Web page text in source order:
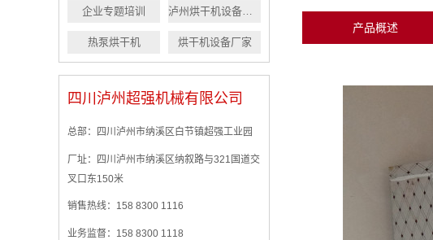
企业专题培训 泸州烘干机设备厂家
热泵烘干机 烘干机设备厂家
四川泸州超强机械有限公司
总部：四川泸州市纳溪区白节镇超强工业园
厂址：四川泸州市纳溪区纳叙路与321国道交
叉口东150米
销售热线：158 8300 1116
业务监督：158 8300 1118
产品概述